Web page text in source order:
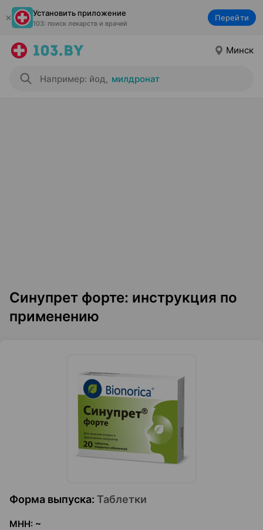
Установить приложение
103: поиск лекарств и врачей
Перейти
Минск
Например: йод, милдронат
Синупрет форте: инструкция по
применению
Форма выпуска: Таблетки
МНН: ~